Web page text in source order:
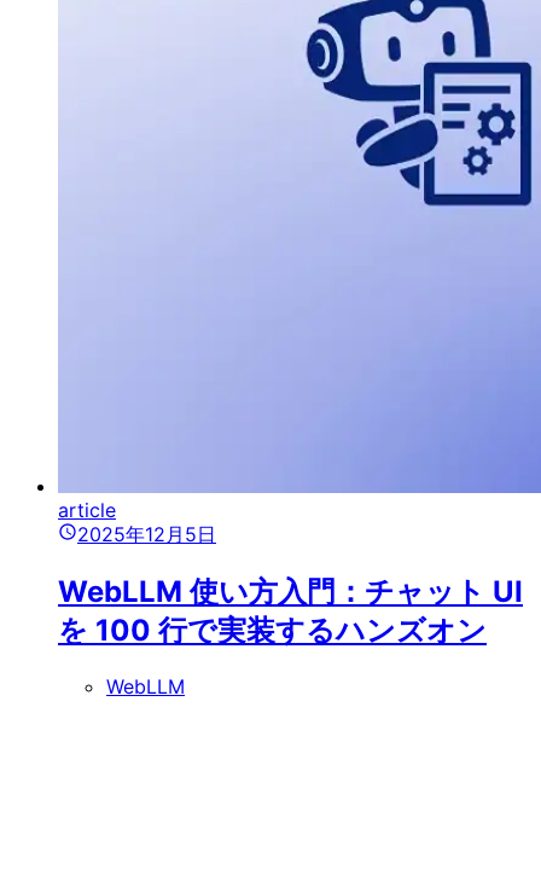
article
2025年12月5日
WebLLM 使い方入門：チャット UI
を 100 行で実装するハンズオン
WebLLM